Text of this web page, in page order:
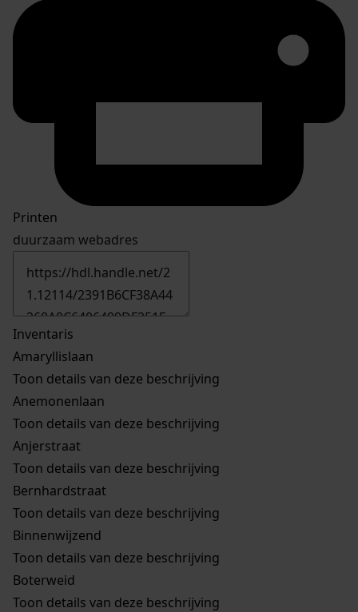
Printen
duurzaam webadres
Inventaris
Amaryllislaan
Toon details van deze beschrijving
Anemonenlaan
Toon details van deze beschrijving
Anjerstraat
Toon details van deze beschrijving
Bernhardstraat
Toon details van deze beschrijving
Binnenwijzend
Toon details van deze beschrijving
Boterweid
Toon details van deze beschrijving